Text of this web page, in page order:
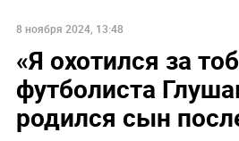
8 ноября 2024, 13:48
«Я охотился за
футболиста
родился сын